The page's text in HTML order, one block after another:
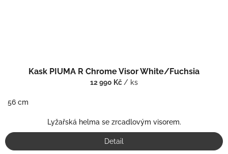
Kask PIUMA R Chrome Visor White/Fuchsia
12 990 Kč / ks
56 cm
Lyžařská helma se zrcadlovým visorem.
Detail